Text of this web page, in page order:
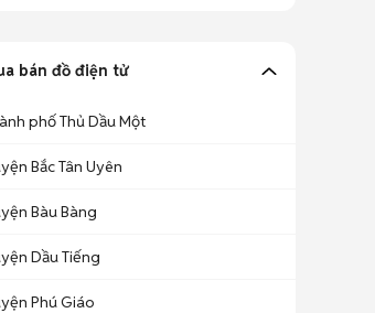
bán đồ điện tử
phố Thủ Dầu Một
Bắc Tân Uyên
Bàu Bàng
Dầu Tiếng
Phú Giáo